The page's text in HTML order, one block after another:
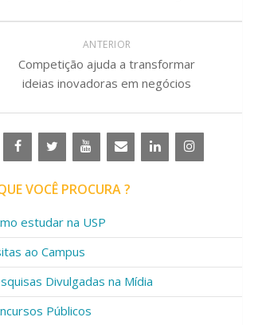
ANTERIOR
Competição ajuda a transformar
ideias inovadoras em negócios
VOCÊ PROCURA ?
estudar na USP
ao Campus
Divulgadas na Mídia
Públicos